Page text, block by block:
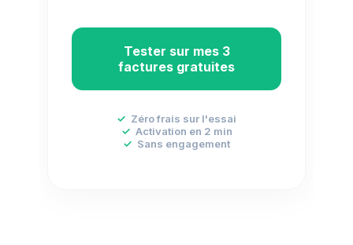
Tester sur mes 3
factures gratuites
✓ Zéro frais sur l'essai
✓ Activation en 2 min
✓ Sans engagement